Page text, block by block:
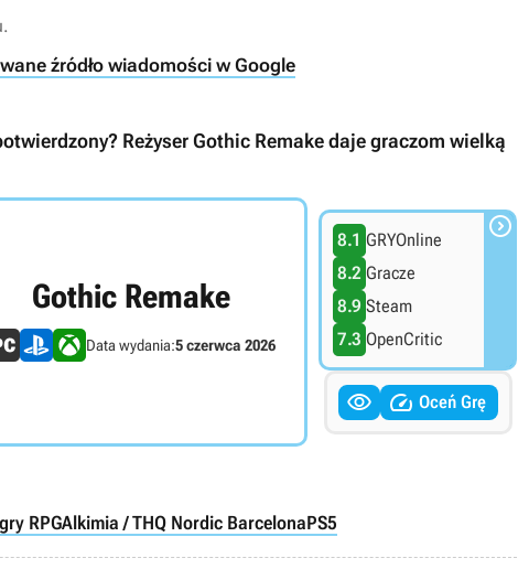
źródło wiadomości w Google
Reżyser Gothic Remake daje graczom wielką
Gothic Remake
Data wydania:5 czerwca 2026
8.1 GRYOnline
8.2 Gracze
8.9 Steam
7.3 OpenCritic

  Oceń Grę
gry RPGAlkimia / THQ Nordic BarcelonaPS5